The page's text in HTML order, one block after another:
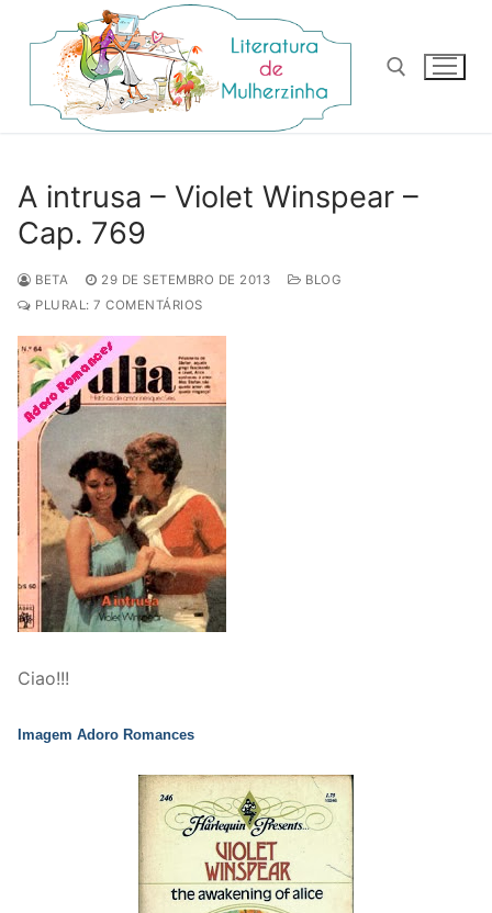
para
conteúdo
A intrusa – Violet Winspear –
Cap. 769
BETA 29 DE SETEMBRO DE 2013
BLOG
PLURAL: 7 COMENTÁRIOS
Ciao!!!
Imagem Adoro Romances